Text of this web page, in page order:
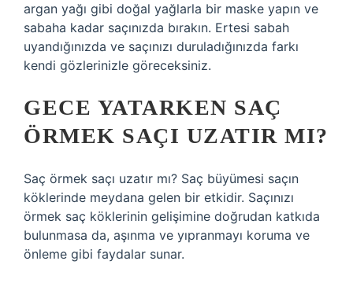
argan yağı gibi doğal yağlarla bir maske yapın ve
sabaha kadar saçınızda bırakın. Ertesi sabah
uyandığınızda ve saçınızı duruladığınızda farkı
kendi gözlerinizle göreceksiniz.
GECE YATARKEN SAÇ
ÖRMEK SAÇI UZATIR MI?
Saç örmek saçı uzatır mı? Saç büyümesi saçın
köklerinde meydana gelen bir etkidir. Saçınızı
örmek saç köklerinin gelişimine doğrudan katkıda
bulunmasa da, aşınma ve yıpranmayı koruma ve
önleme gibi faydalar sunar.